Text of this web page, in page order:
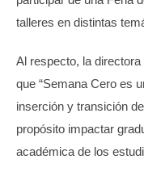
talleres en distintas
Al respecto, la
que “Semana Cero es
inserción y transición
propósito impactar
académica de los